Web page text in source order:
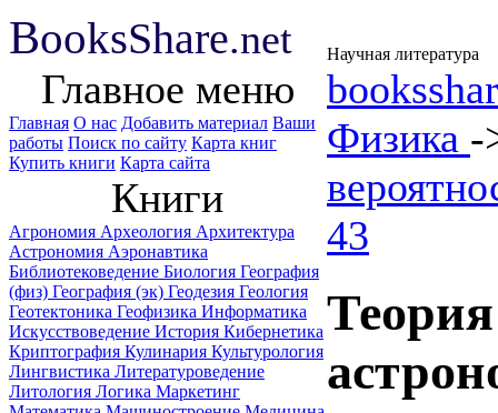
BooksShare.net Научная литература
Главное меню
Главная О нас Добавить материал Ваши
работы Поиск по сайту Карта книг
Купить книги Карта сайта
Книги
Агрономия Археология Архитектура
Астрономия Аэронавтика
Библиотековедение Биология География
(физ) География (эк) Геодезия Геология
Геотектоника Геофизика Информатика
Искусствоведение История Кибернетика
Криптография Кулинария Культурология
Лингвистика Литературоведение
Литология Логика Маркетинг
Физика -
43